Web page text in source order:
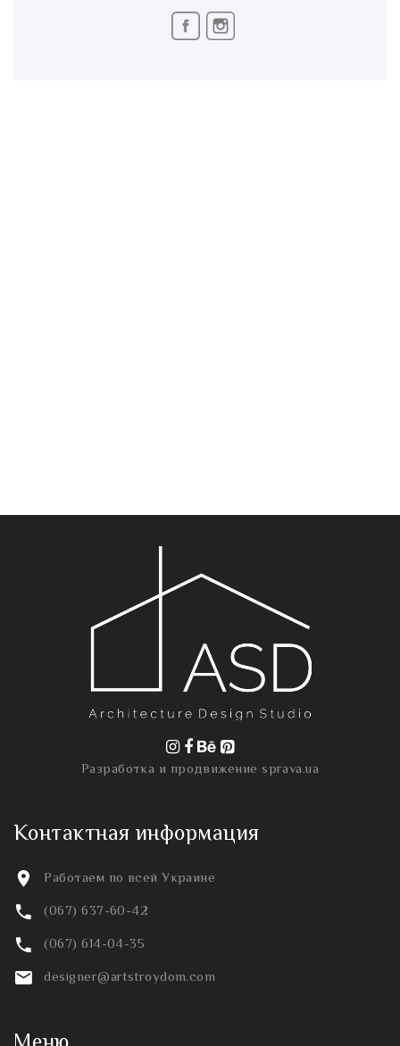
Разработка и продвижениеsprava.ua
Контактная информация
Работаем по всей Украине
(067) 637-60-42
(067) 614-04-35
designer@artstroydom.com